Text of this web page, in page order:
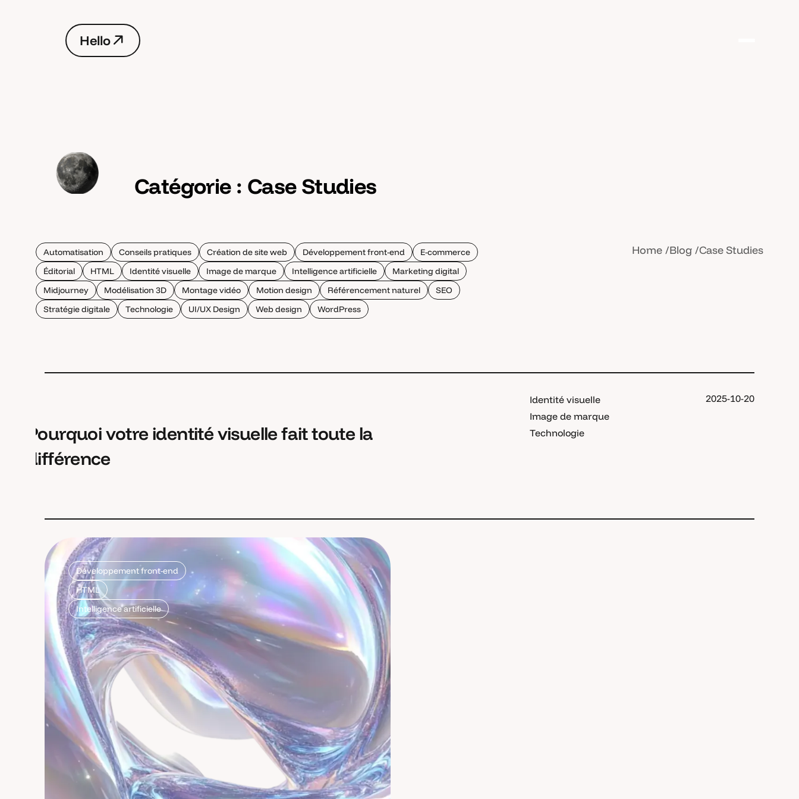
Hello
Hello
Catégorie : Case Studies
Automatisation Conseils pratiques Création de site web Développement front-end
E-commerce
Éditorial
HTML Identité visuelle Image de marque Intelligence artificielle
Marketing digital
Midjourney
Modélisation 3D Montage vidéo Motion design Référencement naturel
SEO
Stratégie digitale
Technologie UI/UX Design Web design WordPress
Home Blog Case Studies
Pourquoi votre identité visuelle fait toute la
différence
Identité visuelle
Image de marque
Technologie
2025-10-20
Développement front-end
HTML
Intelligence artificielle